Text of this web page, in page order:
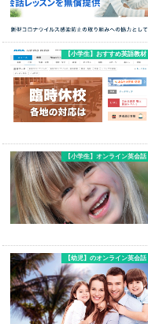
【小学生】おすすめ英語教材
【小学生】オンライン英会話
【幼児】のオンライン英会話